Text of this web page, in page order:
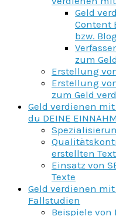
Geld
Content
bzw. Blog
zum
Erstellung
Erstellung
zum Geld
Geld verdienen mit
du DEINE
erstellten
Einsatz von
Texte
Geld verdienen
Fallstudien
Beispiele von